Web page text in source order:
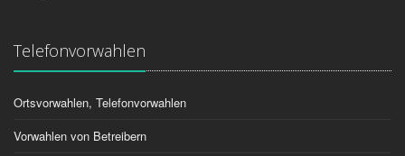
Telefonvorwahlen
Ortsvorwahlen, Telefonvorwahlen
Vorwahlen von Betreibern